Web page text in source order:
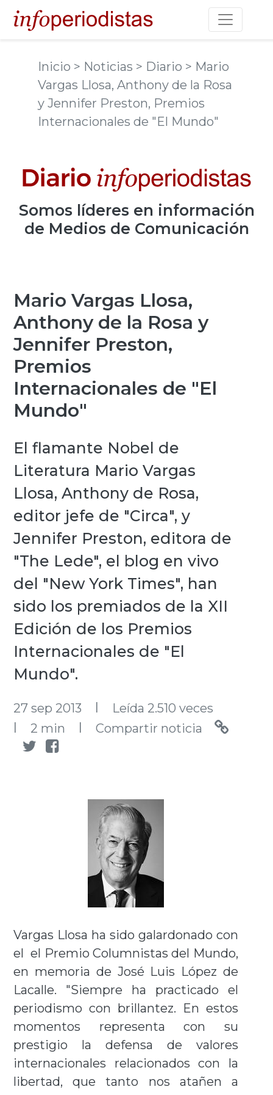
Toggle
Inicio > Noticias > Diario > Mario
Vargas Llosa, Anthony de la Rosa
y Jennifer Preston, Premios
Internacionales de "El Mundo"
Somos líderes en información
de Medios de Comunicación
Mario Vargas Llosa,
Anthony de la Rosa y
Jennifer Preston,
Premios
Internacionales de "El
Mundo"
El flamante Nobel de
Literatura Mario Vargas
Llosa, Anthony de Rosa,
editor jefe de "Circa", y
Jennifer Preston, editora de
"The Lede", el blog en vivo
del "New York Times", han
sido los premiados de la XII
Edición de los Premios
Internacionales de "El
Mundo".
27 sep 2013 l Leída 2.510 veces
l 2 min l Compartir noticia
Vargas Llosa ha sido galardonado con
el el Premio Columnistas del Mundo,
en memoria de José Luis López de
Lacalle. "Siempre ha practicado el
periodismo con brillantez. En estos
momentos representa con su
prestigio la defensa de valores
internacionales relacionados con la
libertad, que tanto nos atañen a